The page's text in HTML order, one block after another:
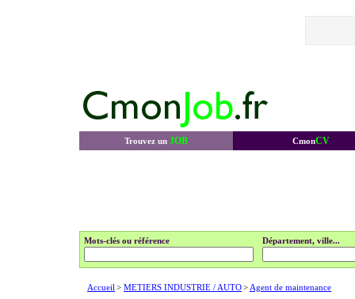
Trouvez un JOB CmonCV
Mots-clés ou référence Département, ville...
Accueil > METIERS INDUSTRIE / AUTO> Agent de maintenance